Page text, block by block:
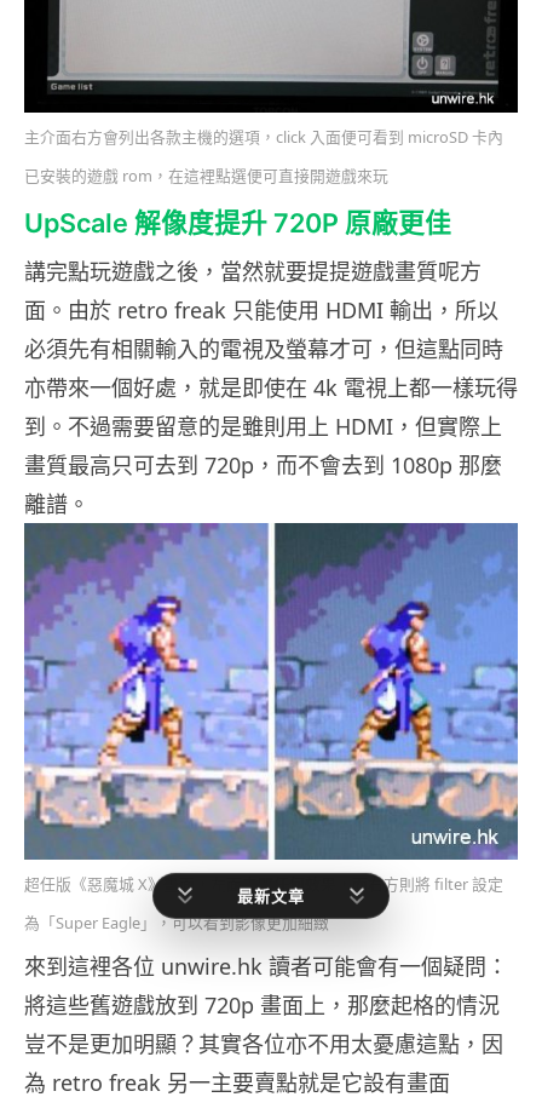
主介面右方會列出各款主機的選項，click 入面便可看到 microSD 卡內
已安裝的遊戲 rom，在這裡點選便可直接開遊戲來玩
UpScale 解像度提升 720P 原廠更佳
講完點玩遊戲之後，當然就要提提遊戲畫質呢方
面。由於 retro freak 只能使用 HDMI 輸出，所以
必須先有相關輸入的電視及螢幕才可，但這點同時
亦帶來一個好處，就是即使在 4k 電視上都一樣玩得
到。不過需要留意的是雖則用上 HDMI，但實際上
畫質最高只可去到 720p，而不會去到 1080p 那麼
離譜。
超任版《惡魔城 X》畫面，左面未開任何效果，而右方則將 filter 設定
為「Super Eagle」，可以看到影像更加細緻
來到這裡各位 unwire.hk 讀者可能會有一個疑問：
將這些舊遊戲放到 720p 畫面上，那麼起格的情況
豈不是更加明顯？其實各位亦不用太憂慮這點，因
為 retro freak 另一主要賣點就是它設有畫面
最新文章